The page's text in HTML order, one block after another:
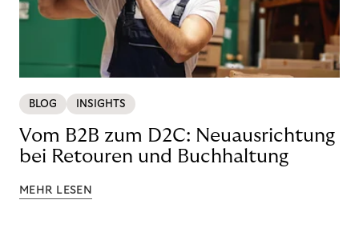
BLOG INSIGHTS
Vom B2B zum D2C: Neuausrichtung
bei Retouren und Buchhaltung
MEHR LESEN